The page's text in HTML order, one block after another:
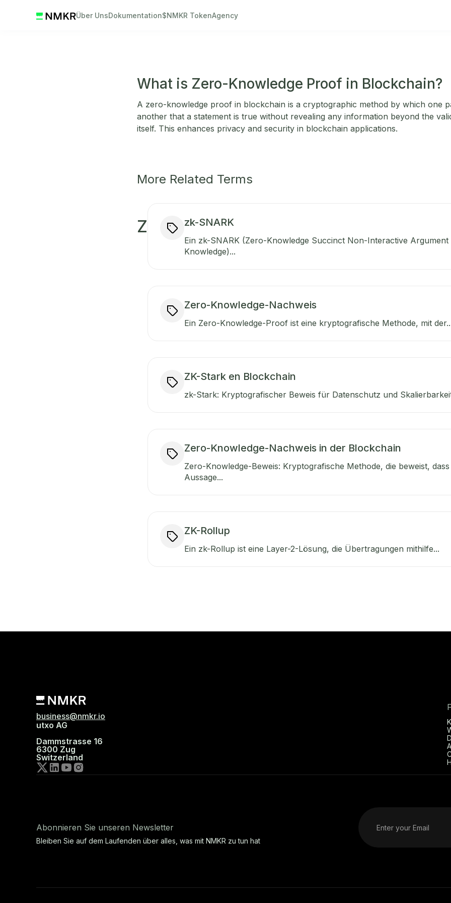
Über UnsDokumentation$NMKR TokenAgency
What is Zero-Knowledge Proof in Blockchain?
A zero-knowledge proof in blockchain is a cryptographic method by which one
another that a statement is true without revealing any information beyond the
itself. This enhances privacy and security in blockchain applications.
More Related Terms
Z zk-SNARK
Ein zk-SNARK (Zero-Knowledge Succinct Non-Interactive
Knowledge)...
Zero-Knowledge-Nachweis
Ein Zero-Knowledge-Proof ist eine kryptografische Methode, mit
ZK-Stark en Blockchain
zk-Stark: Kryptografischer Beweis für Datenschutz und
Zero-Knowledge-Nachweis in der Blockchain
Zero-Knowledge-Beweis: Kryptografische Methode, die beweist, dass
Aussage...
ZK-Rollup
Ein zk-Rollup ist eine Layer-2-Lösung, die Übertragungen mithilfe...
business@nmkr.io
utxo AG
Dammstrasse 16
6300 Zug
Switzerland
Abonnieren Sie unseren Newsletter
Bleiben Sie auf dem Laufenden über alles, was mit NMKR zu tun hat